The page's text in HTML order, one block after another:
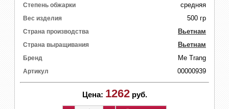
Степень обжарки средняя
Вес изделия 500 гр
Страна производства Вьетнам
Страна выращивания Вьетнам
Бренд Me Trang
Артикул 00000939
Цена: 1262 руб.